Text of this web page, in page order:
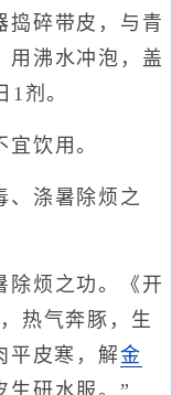
捣碎带皮，与青
用沸水冲泡，盖
剂。
饮用。
、涤暑除烦之
烦之功。《开
，热气奔豚，生
平皮寒，解金
生研水服。”